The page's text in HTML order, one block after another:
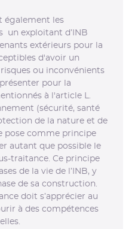
également les
un exploitant d’INB
extérieurs pour la
d'avoir un
ou inconvénients
pour la
à l'article L.
(sécurité, santé
de la nature et de
pose comme principe
autant que possible le
traitance. Ce principe
de la vie de l’INB, y
de sa construction.
doit s’apprécier au
à des compétences